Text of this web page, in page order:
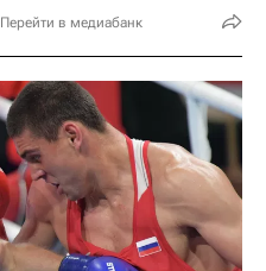
Перейти в медиабанк